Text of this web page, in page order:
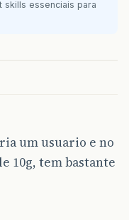
skills essenciais para
um usuario e no
10g, tem bastante